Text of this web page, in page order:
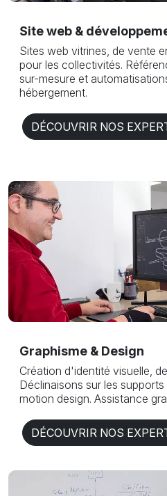
Site web &
Sites web vitrines, de vente
pour les collectivités.
sur-mesure et
hébergement.
DÉCOUVRIR NOS
Graphisme & Design
Création d'identité visuelle,
Déclinaisons sur les
motion design. Assistance
DÉCOUVRIR NOS